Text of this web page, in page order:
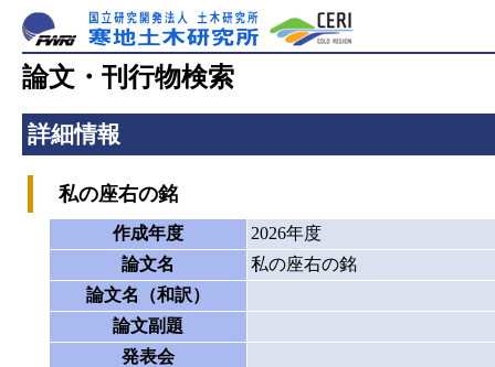
論文・刊行物検索
詳細情報
私の座右の銘
作成年度
2026年度
論文名
私の座右の銘
論文名（和訳）
論文副題
発表会